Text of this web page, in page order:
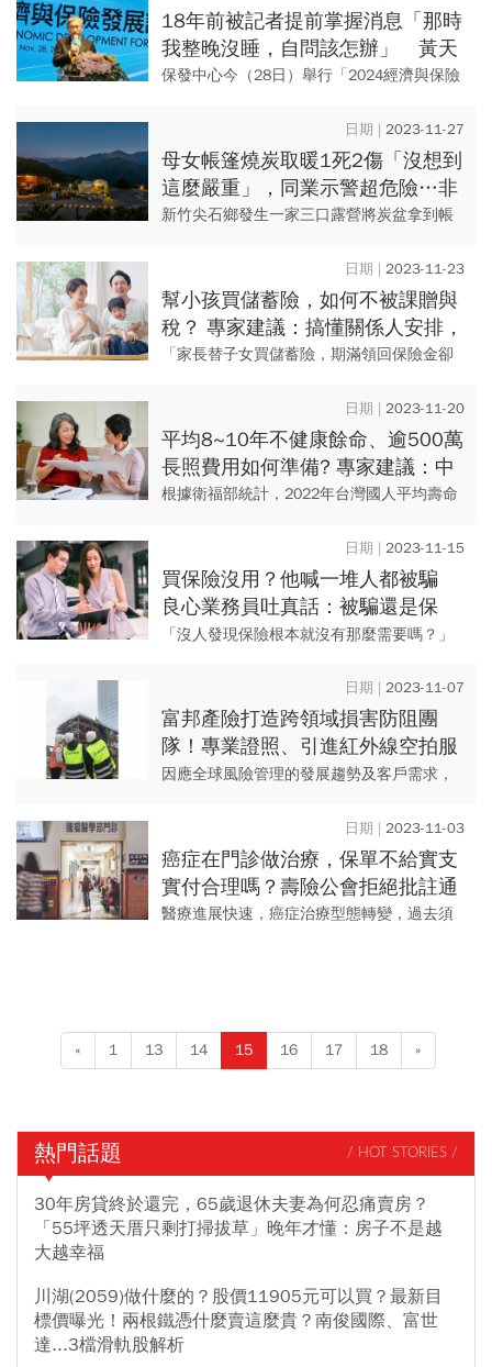
溯及既往，改革後新的實支...
18年前被記者提前掌握消息「那時
我整晚沒睡，自問該怎辦」 黃天
牧：每年11月都會想起這件事
保發中心今（28日）舉行「2024經濟與保險
憶起18年前的11月他做出接管國華產險的決
定，他特別用一句...
2023-11-27
母女帳篷燒炭取暖1死2傷「沒想到
這麼嚴重」，同業示警超危險…非
法場地露營若發生意外，保險會賠
新竹尖石鄉發生一家三口露營將炭盆拿到帳
死2傷意外。 就保險理賠的角度來看，本次
事故民眾可以思考...
2023-11-23
幫小孩買儲蓄險，如何不被課贈與
稅？ 專家建議：搞懂關係人安排，
留意2招可避稅
「家長替子女買儲蓄險，期滿領回保險金卻
種情況，保險本舖諮詢顧問駱潤生表示，規
劃子女保單要特別留意保單關...
2023-11-20
平均8~10年不健康餘命、逾500萬
長照費用如何準備? 專家建議：中
年保險三原則，保費佔收入1成
根據衛福部統計，2022年台灣國人平均壽命
人生要過。除備妥退休金外，醫療、長照都
是一筆可觀開銷...
2023-11-15
買保險沒用？他喊一堆人都被騙
良心業務員吐真話：被騙還是保
障，關鍵在你有沒有做功課
「沒人發現保險根本就沒有那麼需要嗎？」
除非發生重大意外，否則平時理賠根本抵不
了你繳的保費，直呼還不如把...
2023-11-07
富邦產險打造跨領域損害防阻團
隊！專業證照、引進紅外線空拍服
務…力挺客戶永續經營
因應全球風險管理的發展趨勢及客戶需求，
「第一」。 包括1995年組織業界首家損害防
阻團隊，延攬跨...
2023-11-03
癌症在門診做治療，保單不給實支
實付合理嗎？壽險公會拒絕批註通
融理賠！不少爭議集中「這兩家壽
醫療進展快速，癌症治療型態轉變，過去須
« 1 13 14 15 16 17 18 »
熱門話題 / HOT STORIES /
30年房貸終於還完，65歲退休夫妻為何忍痛賣房？
「55坪透天厝只剩打掃拔草」晚年才懂：房子不是越
大越幸福
川湖(2059)做什麼的？股價11905元可以買？最新目
標價曝光！兩根鐵憑什麼賣這麼貴？南俊國際、富世
達...3檔滑軌股解析